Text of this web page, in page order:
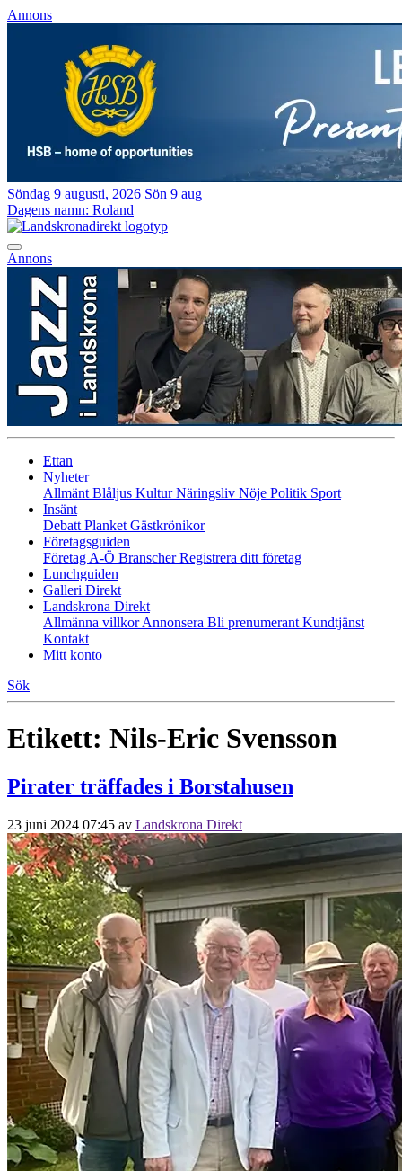
Annons
Söndag 9 augusti, 2026 Sön 9 aug
Dagens namn: Roland
Annons
Ettan
Nyheter
Allmänt Blåljus KulturNäringsliv Nöje Politik Sport
Insänt
Debatt Planket Gästkrönikor
Företagsguiden
Företag A-Ö BranscherRegistrera ditt företag
Lunchguiden
Galleri Direkt
Landskrona Direkt
Allmänna villkorAnnonsera Bli prenumerant Kundtjänst
Kontakt
Mitt konto
Sök
Etikett: Nils-Eric Svensson
Pirater träffades i Borstahusen
23 juni 2024 07:45 av Landskrona Direkt